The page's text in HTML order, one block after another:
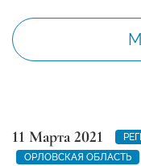
11 Марта 2021
ОРЛОВСКАЯ ОБЛАСТЬ